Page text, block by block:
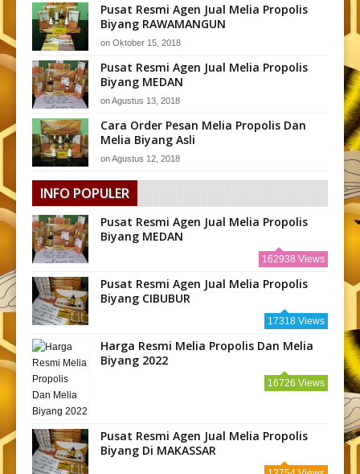
Pusat Resmi Agen Jual Melia Propolis
Biyang RAWAMANGUN
on Oktober 15, 2018
Pusat Resmi Agen Jual Melia Propolis
Biyang MEDAN
onAgustus 13, 2018
Cara Order Pesan Melia Propolis Dan
Melia Biyang Asli
onAgustus 12, 2018
INFO POPULER
Pusat Resmi Agen Jual Melia Propolis
Biyang MEDAN
162938 Views
Pusat Resmi Agen Jual Melia Propolis
Biyang CIBUBUR
17318 Views
Harga Resmi Melia Propolis Dan Melia
Biyang 2022
16726 Views
Pusat Resmi Agen Jual Melia Propolis
Biyang Di MAKASSAR